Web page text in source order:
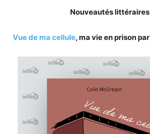
Nouveautés littéraires
Vue de ma cellule, ma vie en prison par